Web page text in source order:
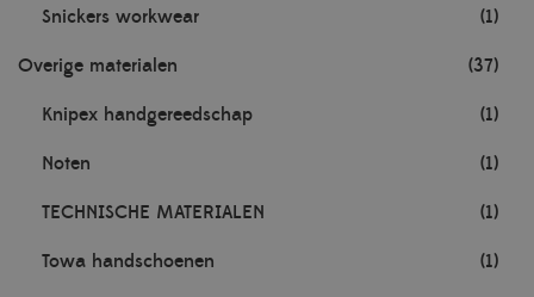
Snickers workwear (1)
Overige materialen (37)
Knipex handgereedschap (1)
Noten (1)
TECHNISCHE MATERIALEN (1)
Towa handschoenen (1)